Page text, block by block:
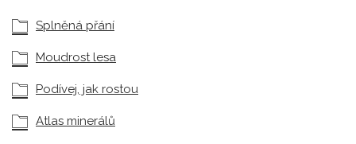
Splněná přání
Moudrost lesa
Podívej, jak rostou
Atlas minerálů